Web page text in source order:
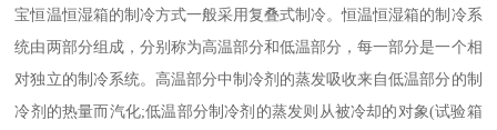
宝恒温恒湿箱的制冷方式一般采用复叠式制冷。恒温恒湿箱的制冷系
统由两部分组成，分别称为高温部分和低温部分，每一部分是一个相
对独立的制冷系统。高温部分中制冷剂的蒸发吸收来自低温部分的制
冷剂的热量而汽化;低温部分制冷剂的蒸发则从被冷却的对象(试验箱